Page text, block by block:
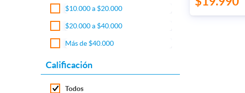
$10.000 a $20.000
$20.000 a $40.000
Más de $40.000
Calificación
Todos